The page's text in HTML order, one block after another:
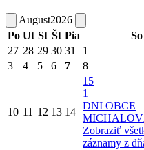
August2026
Po Ut St Št Pia So
27 28 29 30 31 1
3
4 5 6 7 8
10 11 12 13 14
15
1
DNI OBCE
Zobraziť
záznamy z